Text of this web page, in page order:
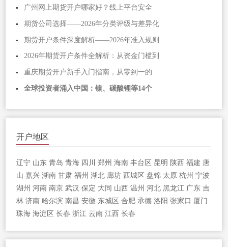
广州网上期货开户哪家好？线上平台安全
期货公司选择——2026年分类评级与差异化
期货开户条件深度解析——2026年准入规则
2026年期货开户条件全解析：从资金门槛到
重庆期货开户新手入门指南，从零到一的
全球投资者涌入中国：镍、碳酸锂等14个
开户地区
辽宁 山东 青岛 青海 四川 郑州 海南 丰台区 昆明 陕西 福建 唐
山 嘉兴 湖南 甘肃 福州 湖北 廊坊 西城区 盘锦 太原 杭州 宁波
湖州 河南 南京 武汉 保定 大同 山西 温州 河北 黑龙江 广东 吉
林 济南 哈尔滨 南昌 安徽 东城区 合肥 承德 洛阳 张家口 厦门
珠海 海淀区 长春 浙江 云南 江西 长春